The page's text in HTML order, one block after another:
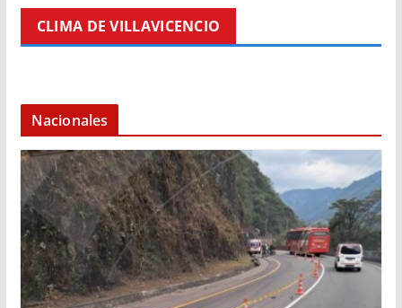
CLIMA DE VILLAVICENCIO
Nacionales